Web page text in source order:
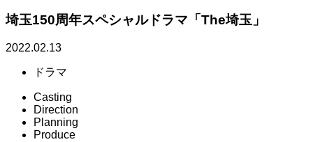
埼玉150周年スペシャルドラマ「The埼玉」
2022.02.13
ドラマ
Casting
Direction
Planning
Produce